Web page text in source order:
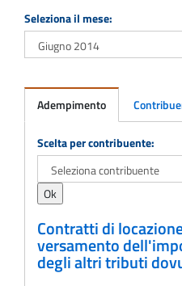
Seleziona il mese:
Adempimento
Adempimento
Scelta per contribuente:
Contratti di
versamento
degli altri tributi